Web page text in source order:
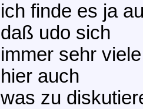
ich finde es ja
daß udo sich
immer sehr
hier auch
was zu